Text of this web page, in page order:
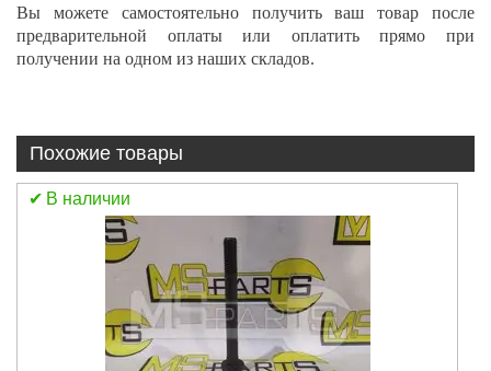
Вы можете самостоятельно получить ваш товар после
предварительной оплаты или оплатить прямо при
получении на одном из наших складов.
Похожие товары
В наличии